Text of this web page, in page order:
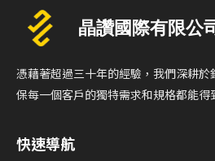
片，防止過充、過熱及過壓等
問題，保障充電安全。
憑藉著超過三十年的經驗，我們深耕
保每一個客戶的獨特需求和規格都能得
快速導航